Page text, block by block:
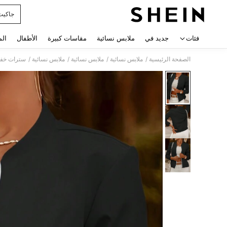
فئات جديد في ملابس نسائية مقاسات كبيرة الأطفال
الصفحة الرئيسية / ملابس نسائية / ملابس نسائية / ملابس نسائية / سترات